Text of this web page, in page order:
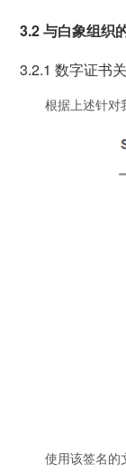
3.2 与白象组织
3.2.1 数字证书
根据上述针对
使用该签名的